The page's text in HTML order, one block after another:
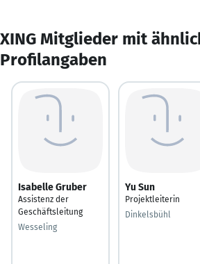
XING Mitglieder mit
Profilangaben
Isabelle Gruber
Assistenz der
Geschäftsleitung
Wesseling
Yu Sun
Projektleiterin
Dinkelsbühl